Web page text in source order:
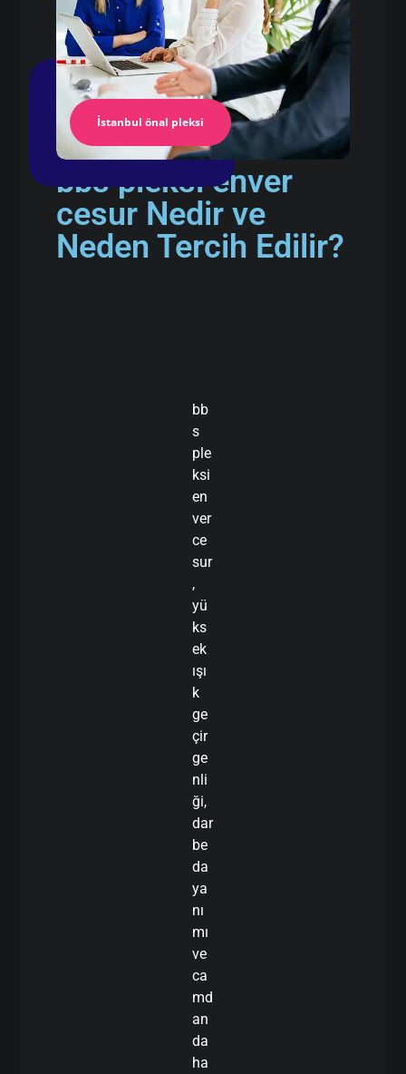
İstanbul önal pleksi
bbs pleksi enver
cesur Nedir ve
Neden Tercih Edilir?
bb
s
ple
ksi
en
ver
ce
sur
,
yü
ks
ek
ışı
k
ge
çir
ge
nli
ği,
dar
be
da
ya
nı
mı
ve
ca
md
an
da
ha